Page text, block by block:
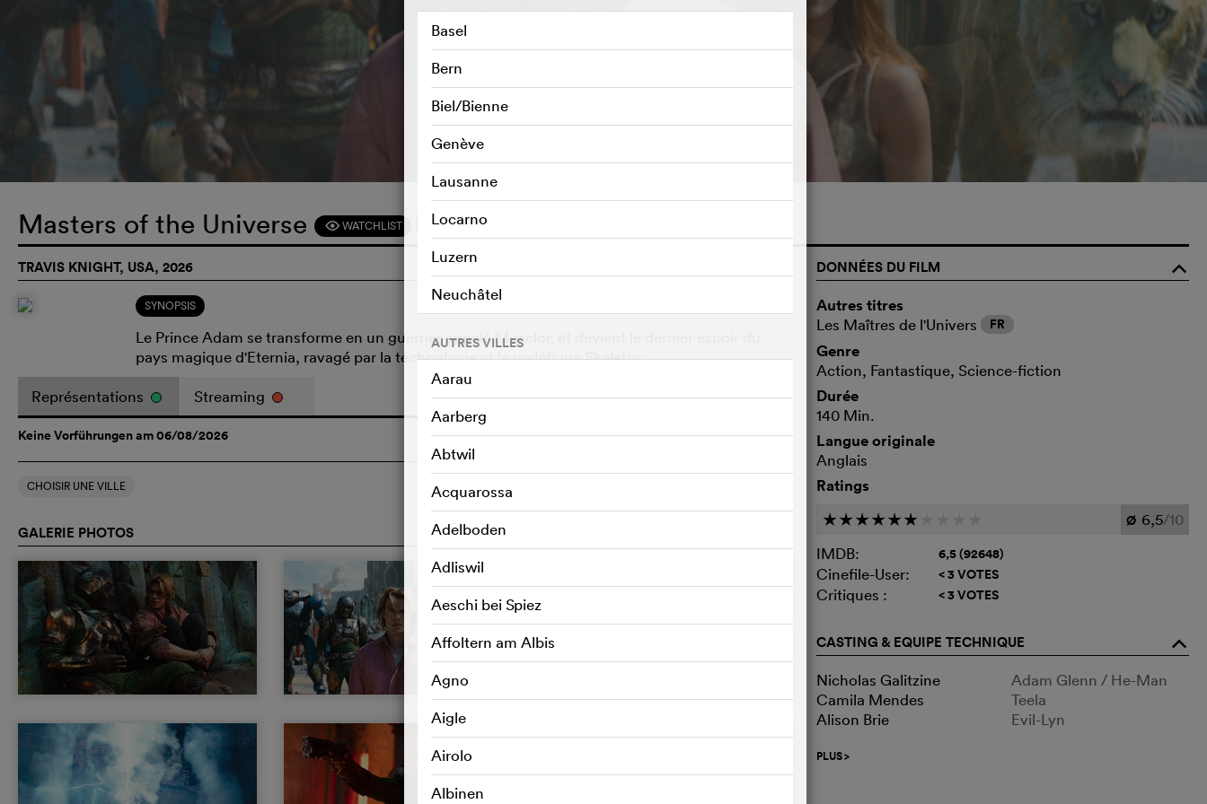
Masters of the Universe F WATCHLIST
TRAVIS KNIGHT, USA, 2026
SYNOPSIS
Le Prince Adam se transforme en un guerrier appelé Musclor, et devient le dernier espoir du
pays magique d'Eternia, ravagé par la technologie et le maléfique Skeletor.
o
Représentations Streaming
Keine Vorführungen am 06/08/2026
CHOISIR UNE VILLE
Basel
Bern
Biel/Bienne
Genève
Lausanne
Locarno
Luzern
Neuchâtel
AUTRES VILLES
Aarau
Aarberg
Abtwil
Acquarossa
Adelboden
Adliswil
Aeschi bei Spiez
Affoltern am Albis
Agno
Aigle
Airolo
Albinen
GALERIE PHOTOS
DONNÉES DU FILM
o
Autres titres
Les Maîtres de l'Univers FR
Genre
Action, Fantastique, Science-fiction
Durée
140 Min.
Langue originale
Anglais
Ratings
c c c c c c Ø 6,5/10
IMDB:
6,5 (92648)
Cinefile-User: < 3 VOTES
Critiques : < 3 VOTES
CASTING & EQUIPE TECHNIQUE o
Nicholas Galitzine
Adam Glenn / He-Man
Camila Mendes
Teela
Alison Brie
Evil-Lyn
PLUS>